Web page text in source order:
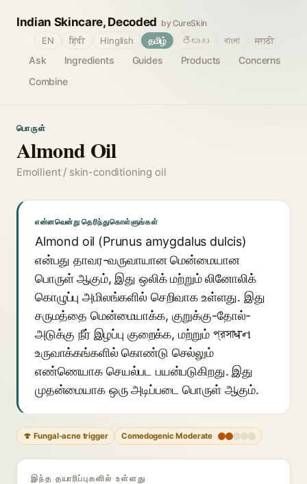
Indian Skincare, Decoded by CureSkin
Ask Ingredients Guides Products
Concerns
Combine
EN हिंदी Hinglish தமிழ் తెలుగు বাংলা मराठी
பொருள்
Almond Oil
Emollient / skin-conditioning oil
என்னவென்று தெரிந்துகொள்ளுங்கள்
Almond oil (Prunus amygdalus dulcis)
என்பது தாவர-வருவாயான மென்மையான
பொருள் ஆகும், இது ஒலிக் மற்றும் லினோலிக்
கொழுப்பு அமிலங்களில் செறிவாக உள்ளது. இது
சருமத்தை மென்மையாக்க, குறுக்கு-தோல்-
அடுக்கு நீர் இழப்பு குறைக்க, மற்றும் প্রসাधન
உருவாக்கங்களில் கொண்டு செல்லும்
எண்ணெயாக செயல்பட பயன்படுகிறது. இது
முதன்மையாக ஒரு அடிப்படை பொருள் ஆகும்.
🍄 Fungal-acne trigger Comedogenic Moderate
இந்த தயாரிப்புகளில் உள்ளது